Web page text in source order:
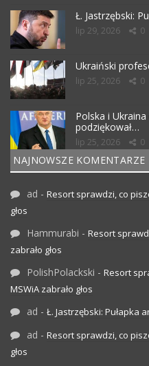
Ł. Jastrzębski:
lip 29, 2026 0
Ukraiński
lip 25, 2026 0
Polska i
podziękował…
lip 25, 2026 0
NAJNOWSZE KOMENTARZE
ad - Resort sprawdzi, co
głos
Hammurabi - Resort
zabrało głos
PolishPolackski - Resort
MSWiA zabrało głos
ad - Ł. Jastrzębski: Pułapka
ad - Resort sprawdzi, co
głos